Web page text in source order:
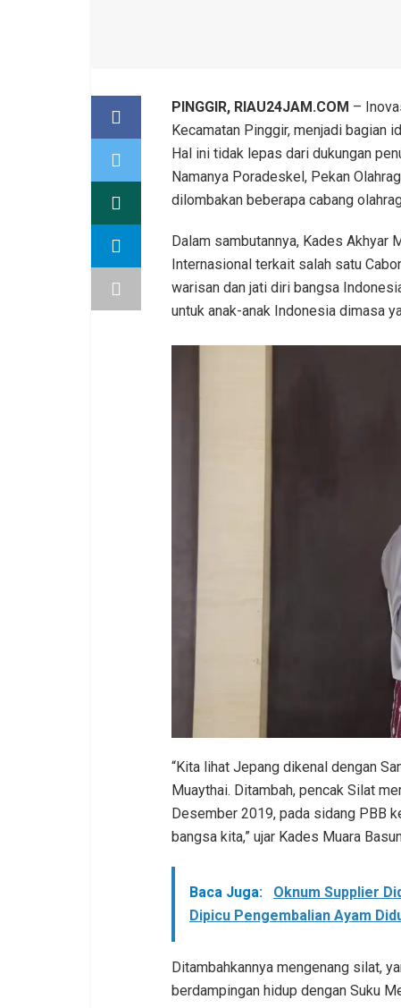
PINGGIR, RIAU24JAM.COM –
Kecamatan Pinggir, menjadi bagian
Hal ini tidak lepas dari dukungan
Namanya Poradeskel, Pekan
dilombakan beberapa cabang
Dalam sambutannya, Kades Akhyar
Internasional terkait salah satu
warisan dan jati diri bangsa
untuk anak-anak Indonesia dimasa
“Kita lihat Jepang dikenal dengan
Muaythai. Ditambah, pencak Silat
Desember 2019, pada sidang PBB
bangsa kita,” ujar Kades Muara
Baca Juga:
Oknum Supplier
Dipicu Pengembalian Ayam
Ditambahkannya mengenang silat,
berdampingan hidup dengan Suku